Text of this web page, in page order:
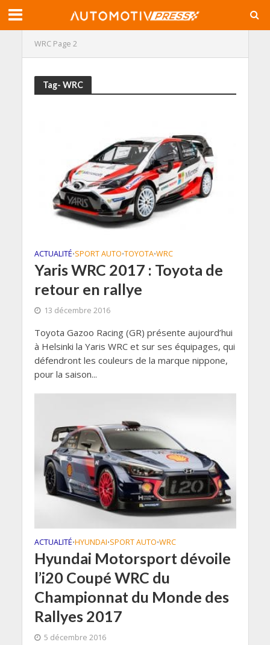
WRC Page 2
Tag- WRC
ACTUALITÉ•SPORT AUTO•TOYOTA•WRC
Yaris WRC 2017 : Toyota de
retour en rallye
13 décembre 2016
Toyota Gazoo Racing (GR) présente aujourd’hui
à Helsinki la Yaris WRC et sur ses équipages, qui
défendront les couleurs de la marque nippone,
pour la saison...
ACTUALITÉ•HYUNDAI•SPORT AUTO•WRC
Hyundai Motorsport dévoile
l’i20 Coupé WRC du
Championnat du Monde des
Rallyes 2017
5 décembre 2016